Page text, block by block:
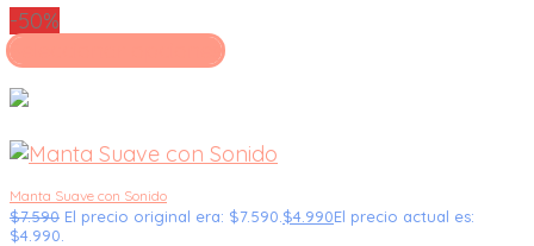
-50%
Seleccionar opciones
Manta Suave con Sonido
$7.590 El precio original era: $7.590. $4.990El precio actual es:
$4.990.